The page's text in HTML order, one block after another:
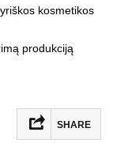
kosmetikos
produkciją
SHARE